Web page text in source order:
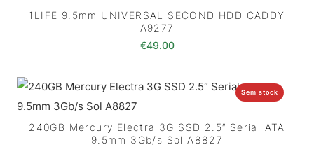
1LIFE 9.5mm UNIVERSAL SECOND HDD CADDY
A9277
€49.00
Sem stock
240GB Mercury Electra 3G SSD 2.5″ Serial ATA
9.5mm 3Gb/s Sol A8827